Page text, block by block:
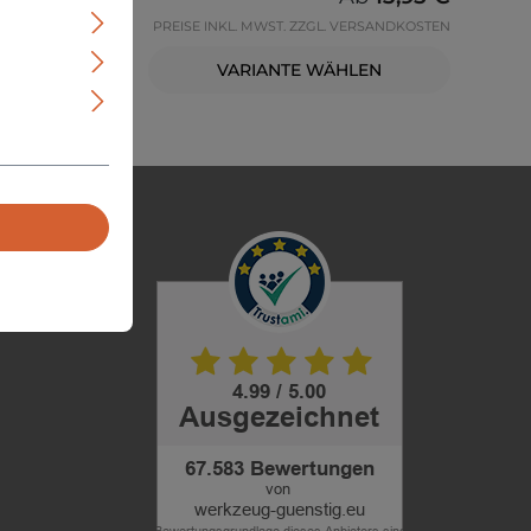
PREISE INKL. MWST. ZZGL. VERSANDKOSTEN
VARIANTE WÄHLEN